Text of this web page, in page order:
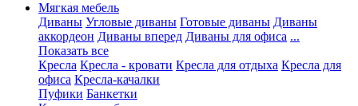
Мягкая мебель
Диваны Угловые диваны Готовые диваны Диваны
аккордеон Диваны вперед Диваны для офиса ...
Показать все
Кресла Кресла - кровати Кресла для отдыха Кресла для
офиса Кресла-качалки
Пуфики Банкетки